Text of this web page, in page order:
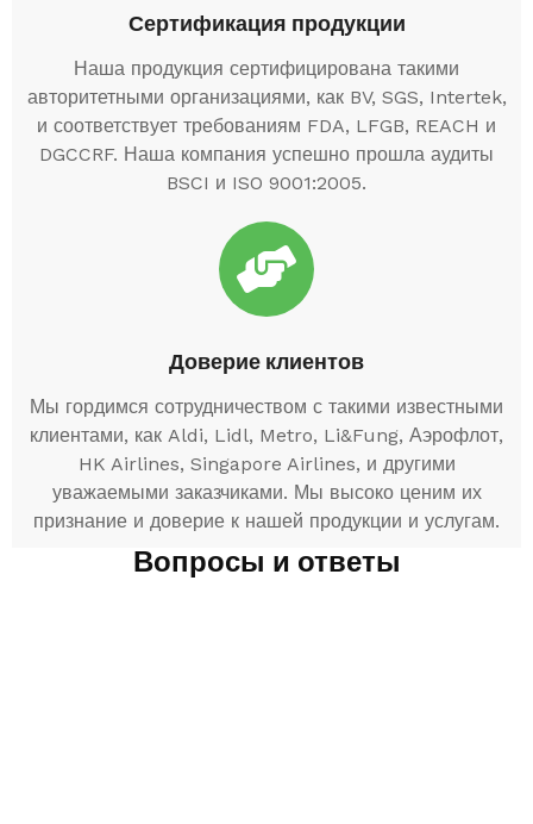
Сертификация продукции
Наша продукция сертифицирована такими
авторитетными организациями, как BV, SGS, Intertek,
и соответствует требованиям FDA, LFGB, REACH и
DGCCRF. Наша компания успешно прошла аудиты
BSCI и ISO 9001:2005.
Доверие клиентов
Мы гордимся сотрудничеством с такими известными
клиентами, как Aldi, Lidl, Metro, Li&Fung, Аэрофлот,
HK Airlines, Singapore Airlines, и другими
уважаемыми заказчиками. Мы высоко ценим их
признание и доверие к нашей продукции и услугам.
Вопросы и ответы